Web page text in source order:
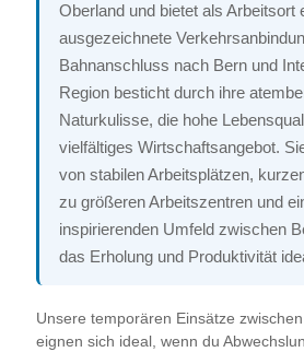
Oberland und bietet als Arbeitsort
ausgezeichnete
Bahnanschluss nach Bern und
Region besticht durch ihre
Naturkulisse, die hohe
vielfältiges Wirtschaftsangebot.
von stabilen Arbeitsplätzen,
zu größeren Arbeitszentren und
inspirierenden Umfeld zwischen
das Erholung und Produktivität
Unsere temporären Einsätze
eignen sich ideal, wenn du